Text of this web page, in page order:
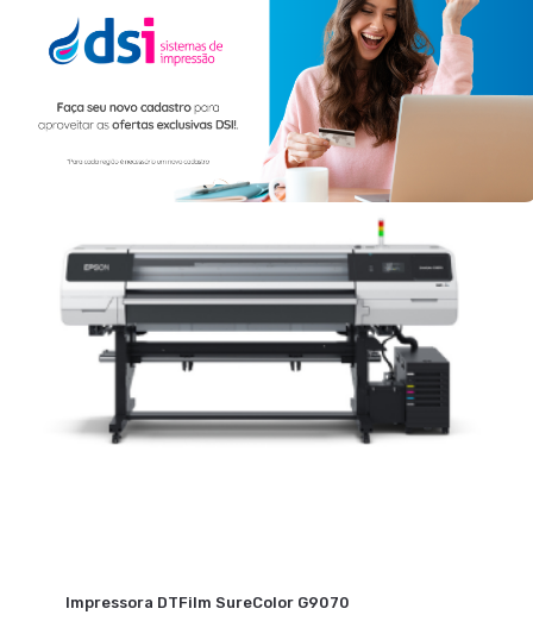
Impressora Sublimática Epson® SureColor F6470
Impressora DTFilm SureColor G9070